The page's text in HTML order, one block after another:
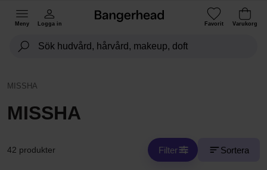
Meny Logga in Favorit Varukorg
MISSHA
MISSHA
42 produkter Filter Sortera